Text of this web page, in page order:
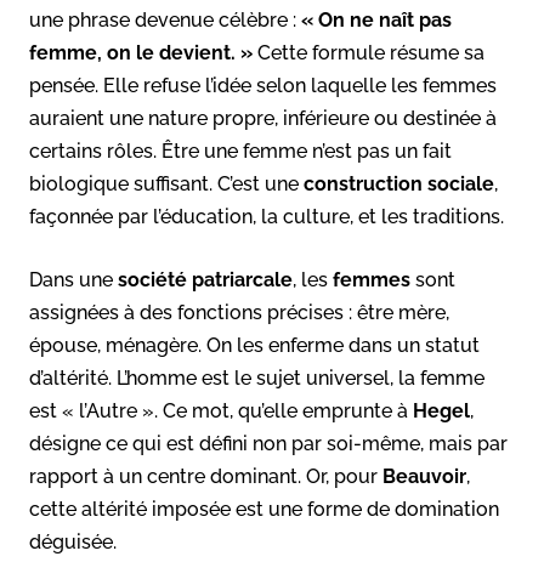
une phrase devenue célèbre : « On ne naît pas
femme, on le devient. » Cette formule résume sa
pensée. Elle refuse l’idée selon laquelle les femmes
auraient une nature propre, inférieure ou destinée à
certains rôles. Être une femme n’est pas un fait
biologique suffisant. C’est une construction sociale,
façonnée par l’éducation, la culture, et les traditions.
Dans une société patriarcale, les femmes sont
assignées à des fonctions précises : être mère,
épouse, ménagère. On les enferme dans un statut
d’altérité. L’homme est le sujet universel, la femme
est « l’Autre ». Ce mot, qu’elle emprunte à Hegel,
désigne ce qui est défini non par soi-même, mais par
rapport à un centre dominant. Or, pour Beauvoir,
cette altérité imposée est une forme de domination
déguisée.